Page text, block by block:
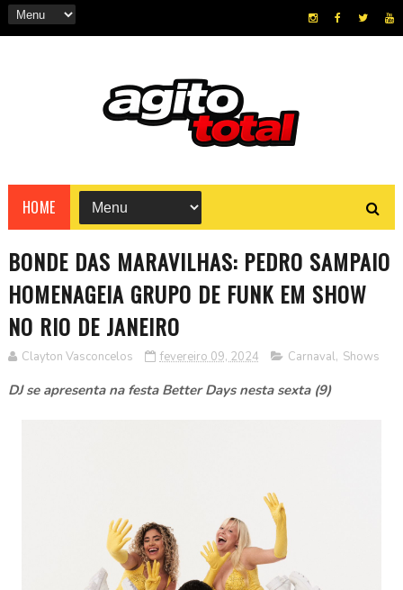
HOME
BONDE DAS MARAVILHAS: PEDRO SAMPAIO
HOMENAGEIA GRUPO DE FUNK EM SHOW
NO RIO DE JANEIRO
Clayton Vasconcelos fevereiro 09, 2024 Carnaval, Shows
DJ se apresenta na festa Better Days nesta sexta (9)